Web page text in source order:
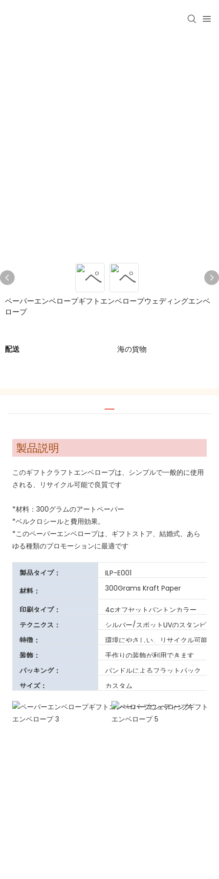
ペーパーエンベロープギフトエンベロープウェディングエンベ
ロープ
配送 海の貨物
製品説明
このギフトクラフトエンベロープは、シンプルで一般的に使用
される、リサイクル可能で良質です
*材料：300グラムのアートペーパー
*ベルクロシールと費用効果。
*このペーパーエンベロープは、ギフトストア、結婚式、あら
ゆる種類のプロモーションに最適です
製品タイプ：
ILP-E001
材料：
300Grams Kraft Paper
印刷タイプ：
4cオフセットパントンカラー
テクニクス：
シルバー/スポットUVのスタンピン
特徴：
環境にやさしい、リサイクル可能、
装飾：
手作りの装飾が利用できます
パッキング：
バンドルによるフラットパック
サイズ：
カスタム